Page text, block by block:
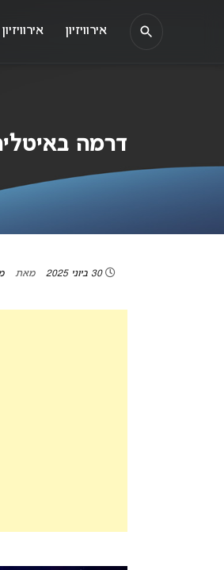
דרמה
30 ביוני 2025 מאת
אירוויזיון אירוויזיון 2026